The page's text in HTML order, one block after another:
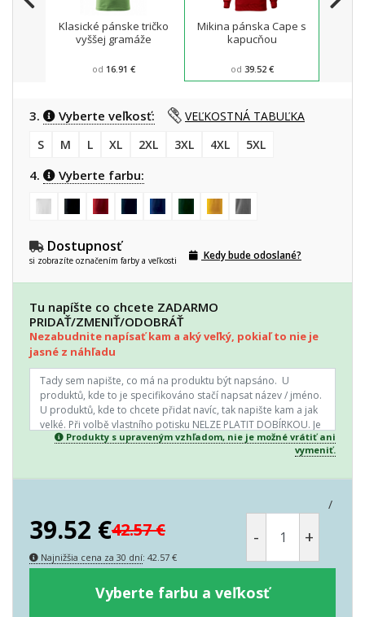
Klasické pánske tričko
vyššej gramáže
od 16.91 €
Mikina pánska Cape s
kapucňou
od 39.52 €
3. Vyberte veľkosť:
VEĽKOSTNÁ TABUĽKA
S
M L XL 2XL 3XL 4XL 5XL
4. Vyberte farbu:
Dostupnosť
si zobrazíte označením farby a veľkosti Kedy bude odoslané?
Tu napíšte co chcete ZADARMO
PRIDAŤ/ZMENIŤ/ODOBRÁŤ
Nezabudnite napísať kam a aký veľký, pokiaľ to nie je
jasné z náhľadu
Produkty s upraveným vzhľadom, nie je možné vrátiť ani
vymeniť.
/
39.52 €42.57€
Najnižšia cena za 30 dní: 42.57 €
- +
Vyberte farbu a veľkosť